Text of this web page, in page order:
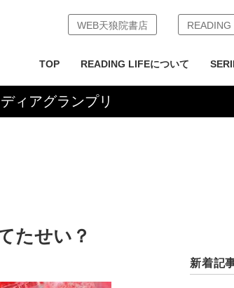
TOP READING LIFEについて
WEB天狼院書店
ディアグランプリ
たせい？
新着記